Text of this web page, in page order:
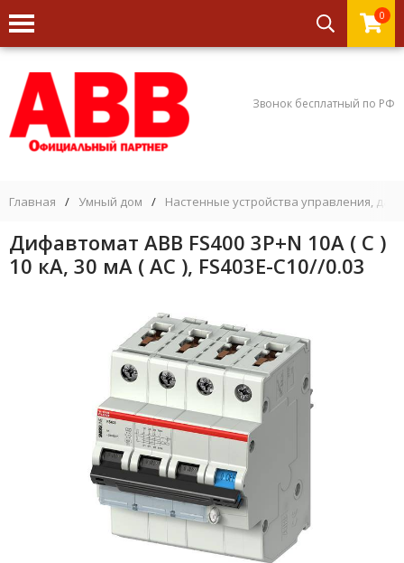
0
Звонок бесплатный по РФ
Главная / Умный дом / Настенные устройства управления,
Дифавтомат ABB FS400 3P+N 10А ( C )
10 кА, 30 мА ( AC ), FS403E-C10//0.03